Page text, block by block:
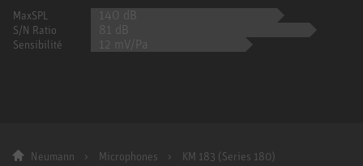
MaxSPL 140 dB
S/N Ratio 81 dB
Sensibilité 12 mV/Pa
Neumann Microphones KM 183 (Series 180)